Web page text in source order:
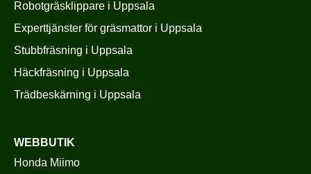
Robotgräsklippare i Uppsala
Experttjänster för gräsmattor i Uppsala
Stubbfräsning i Uppsala
Häckfräsning i Uppsala
Trädbeskärning i Uppsala
WEBBUTIK
Honda Miimo